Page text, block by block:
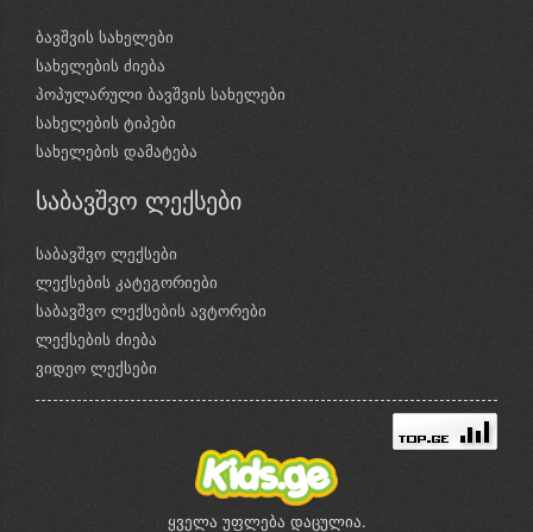
ბავშვის სახელები
სახელების ძიება
პოპულარული ბავშვის სახელები
სახელების ტიპები
სახელების დამატება
საბავშვო ლექსები
საბავშვო ლექსები
ლექსების კატეგორიები
საბავშვო ლექსების ავტორები
ლექსების ძიება
ვიდეო ლექსები
ყველა უფლება დაცულია.